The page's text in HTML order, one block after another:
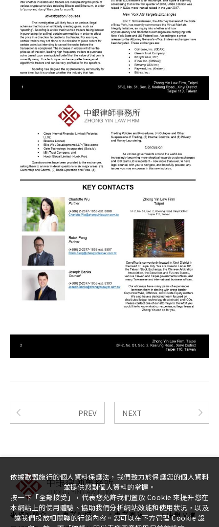
PREV NEXT
事務所簡介 專業領域 專業團隊
中銀文摘
依據歐盟施行的個人資料保護法，我們致力於保護您的個人資料
並提供您對個人資料的掌握。
按一下「全部接受」，代表您允許我們置放 Cookie 來提升您在
本網站上的使用體驗、協助我們分析網站效能和使用狀況，以及
讓我們投放相關聯的行銷內容。您可以在下方管理 Cookie 設